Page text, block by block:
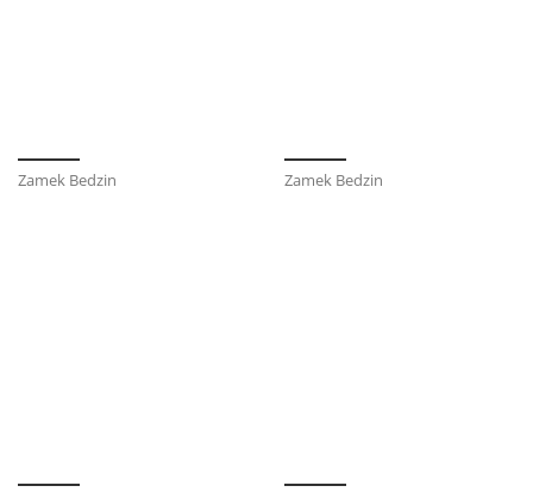
Zamek Bedzin Zamek Bedzin